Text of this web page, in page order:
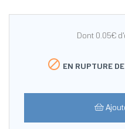
Dont 0.05€
 EN RUPTURE